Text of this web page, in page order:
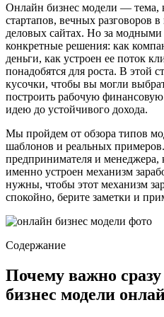
Онлайн бизнес модели — тема,
стартапов, вечных разговоров
деловых сайтах. Но за
конкретные решения: как
деньги, как устроен ее поток
понадобятся для роста. В этой
кусочки, чтобы вы могли
построить рабочую
идею до устойчивого дохода.
Мы пройдем от обзора типов
шаблонов и реальных примеров.
предпринимателя и менеджера,
именно устроен механизм
нужны, чтобы этот механизм
спокойно, берите заметки и
Содержание
Почему важно
бизнес модели